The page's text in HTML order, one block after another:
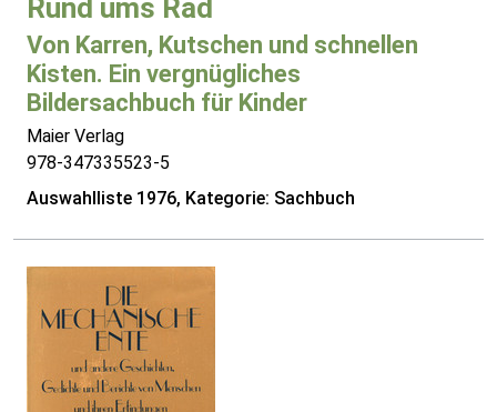
Rund ums Rad
Von Karren, Kutschen und schnellen
Kisten. Ein vergnügliches
Bildersachbuch für Kinder
Maier Verlag
978-347335523-5
Auswahlliste 1976, Kategorie: Sachbuch